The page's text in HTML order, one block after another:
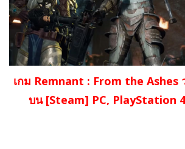
เกม Remnant : From the Ashes
บน [Steam] PC, PlayStation